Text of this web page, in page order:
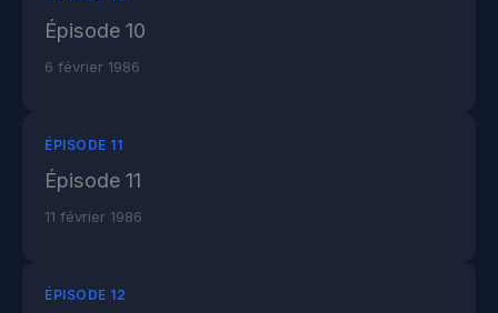
Épisode 10
6 février 1986
ÉPISODE 11
Épisode 11
11 février 1986
ÉPISODE 12